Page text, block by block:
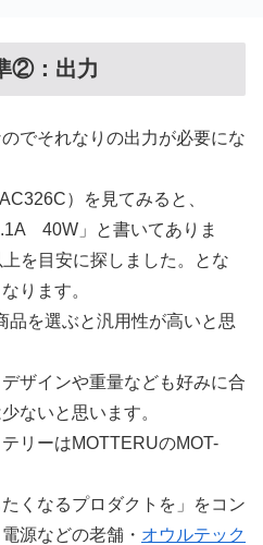
②：出力
でそれなりの出力が必要にな
）を見てみると、
40W」と書いてありま
を目安に探しました。とな
ります。
品を選ぶと汎用性が高いと思
ザインや重量なども好みに合
ないと思います。
リーはMOTTERUのMOT-
くなるプロダクトを」をコン
源などの老舗・ オウルテック